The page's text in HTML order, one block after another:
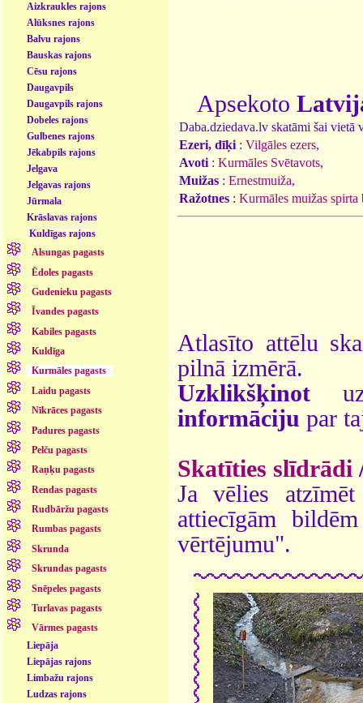
Aizkraukles rajons
Alūksnes rajons
Balvu rajons
Bauskas rajons
Cēsu rajons
Daugavpils
Daugavpils rajons
Dobeles rajons
Gulbenes rajons
Jēkabpils rajons
Jelgava
Jelgavas rajons
Jūrmala
Krāslavas rajons
Kuldīgas rajons
Alsungas pagasts
Ēdoles pagasts
Gudenieku pagasts
Īvandes pagasts
Kabiles pagasts
Kuldīga
Kurmāles pagasts
Laidu pagasts
Nīkrāces pagasts
Padures pagasts
Pelču pagasts
Raņķu pagasts
Rendas pagasts
Rudbāržu pagasts
Rumbas pagasts
Skrunda
Skrundas pagasts
Snēpeles pagasts
Turlavas pagasts
Vārmes pagasts
Liepāja
Liepājas rajons
Limbažu rajons
Ludzas rajons
Apsekoto
Daba.dziedava.lv skatāmi šai vietā
Ezeri, dīķi : Vilgāles ezers,
Avoti : Kurmāles Svētavots,
Muižas : Ernestmuiža,
Ražotnes : Kurmāles muižas spirta
Atlasīto attēlu
pilnā izmērā.
Uzklikšķinot
informāciju par
Skatīties slīdrādi
Ja vēlies
attiecīgām
vērtējumu".